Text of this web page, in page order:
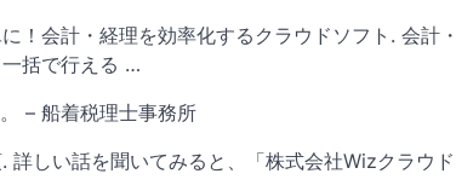
！会計・経理を効率化するクラウドソフト. 会計
括で行える …
– 船着税理士事務所
詳しい話を聞いてみると、「株式会社Wizクラウ